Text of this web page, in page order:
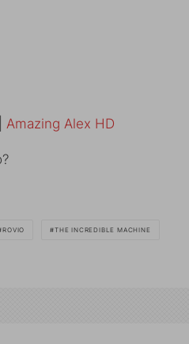
Amazing Alex HD
ROVIO THE INCREDIBLE MACHINE